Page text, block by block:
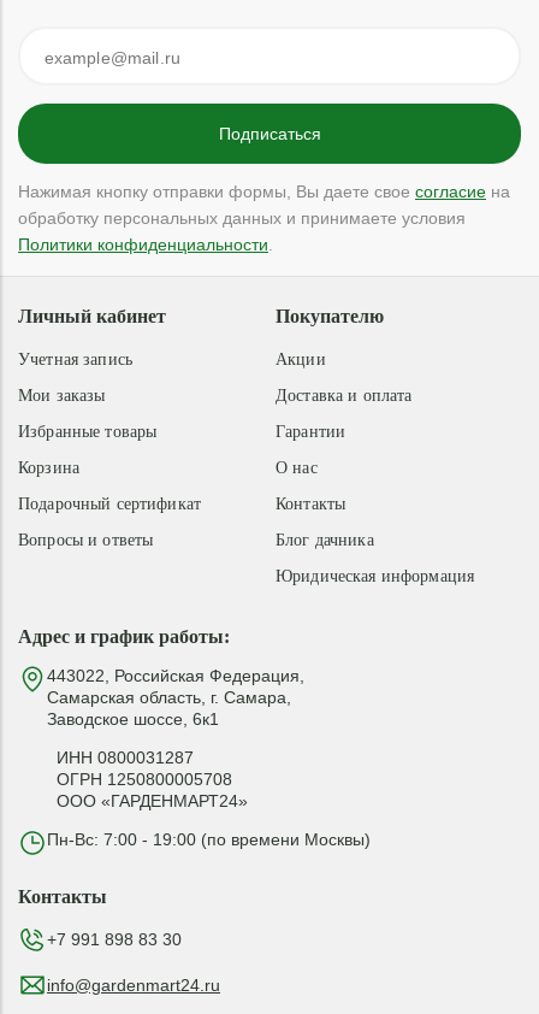
Нажимая кнопку отправки формы, Вы даете свое согласие на
обработку персональных данных и принимаете условия
Политики конфиденциальности
Адрес и график работы:
443022, Российская Федерация,
Самарская область, г. Самара,
Заводское шоссе, 6к1
ИНН 0800031287
ОГРН 1250800005708
ООО «ГАРДЕНМАРТ24»
Пн-Вс: 7:00 - 19:00 (по времени Москвы)
Покупателю
Акции
Доставка и оплата
Гарантии
О нас
Контакты
Блог дачника
Юридическая информация
Личный кабинет
Учетная запись
Мои заказы
Избранные товары
Корзина
Подарочный сертификат
Вопросы и ответы
Контакты
+7 991 898 83 30
info@gardenmart24.ru